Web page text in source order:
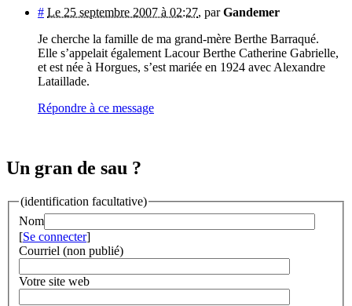
# Le 25 septembre 2007 à 02:27, parGandemer
Je cherche la famille de ma grand-mère Berthe Barraqué.
Elle s’appelait également Lacour Berthe Catherine Gabrielle,
et est née à Horgues, s’est mariée en 1924 avec Alexandre
Lataillade.
Répondre à ce message
Un gran de sau ?
(identification facultative)
Nom
[Se connecter]
Courriel (non publié)
Votre site web